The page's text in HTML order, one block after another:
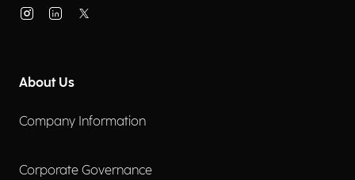
About Us
Company Information
Corporate Governance